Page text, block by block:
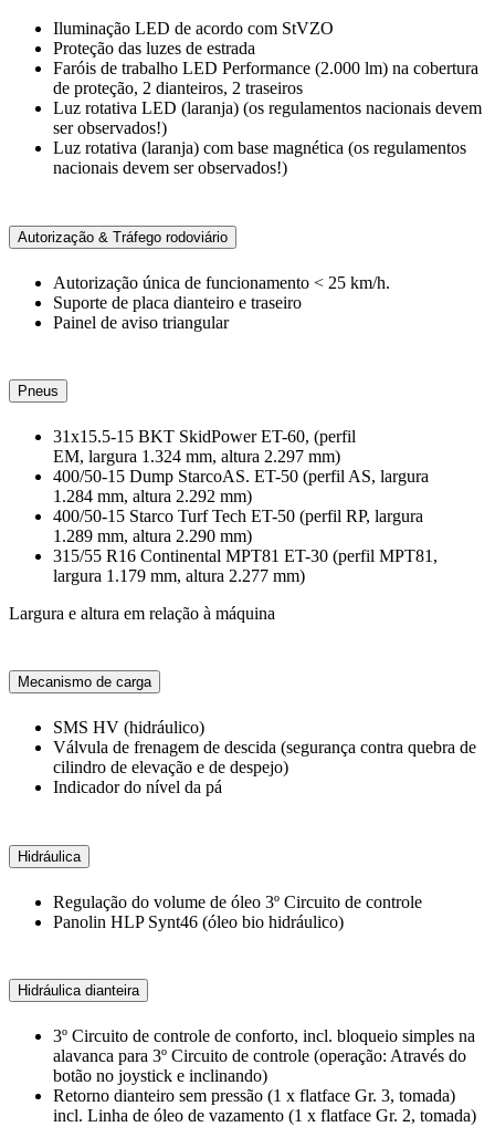
Iluminação LED de acordo com StVZO
Proteção das luzes de estrada
Faróis de trabalho LED Performance (2.000 lm) na cobertura
de proteção, 2 dianteiros, 2 traseiros
Luz rotativa LED (laranja) (os regulamentos nacionais devem
ser observados!)
Luz rotativa (laranja) com base magnética (os regulamentos
nacionais devem ser observados!)
Autorização & Tráfego rodoviário
Autorização única de funcionamento < 25 km/h.
Suporte de placa dianteiro e traseiro
Painel de aviso triangular
Pneus
31x15.5-15 BKT SkidPower ET-60, (perfil
EM, largura 1.324 mm, altura 2.297 mm)
400/50-15 Dump StarcoAS. ET-50 (perfil AS, largura
1.284 mm, altura 2.292 mm)
400/50-15 Starco Turf Tech ET-50 (perfil RP, largura
1.289 mm, altura 2.290 mm)
315/55 R16 Continental MPT81 ET-30 (perfil MPT81,
largura 1.179 mm, altura 2.277 mm)
Largura e altura em relação à máquina
Mecanismo de carga
SMS HV (hidráulico)
Válvula de frenagem de descida (segurança contra quebra de
cilindro de elevação e de despejo)
Indicador do nível da pá
Hidráulica
Regulação do volume de óleo 3º Circuito de controle
Panolin HLP Synt46 (óleo bio hidráulico)
Hidráulica dianteira
3º Circuito de controle de conforto, incl. bloqueio simples na
alavanca para 3º Circuito de controle (operação: Através do
botão no joystick e inclinando)
Retorno dianteiro sem pressão (1 x flatface Gr. 3, tomada)
incl. Linha de óleo de vazamento (1 x flatface Gr. 2, tomada)